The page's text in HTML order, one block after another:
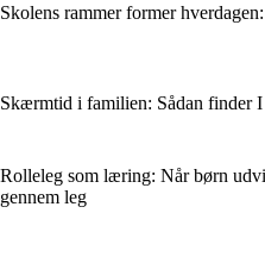
Skolens rammer former
Skærmtid i familien: Sådan finder
Rolleleg som læring: Når børn
gennem leg